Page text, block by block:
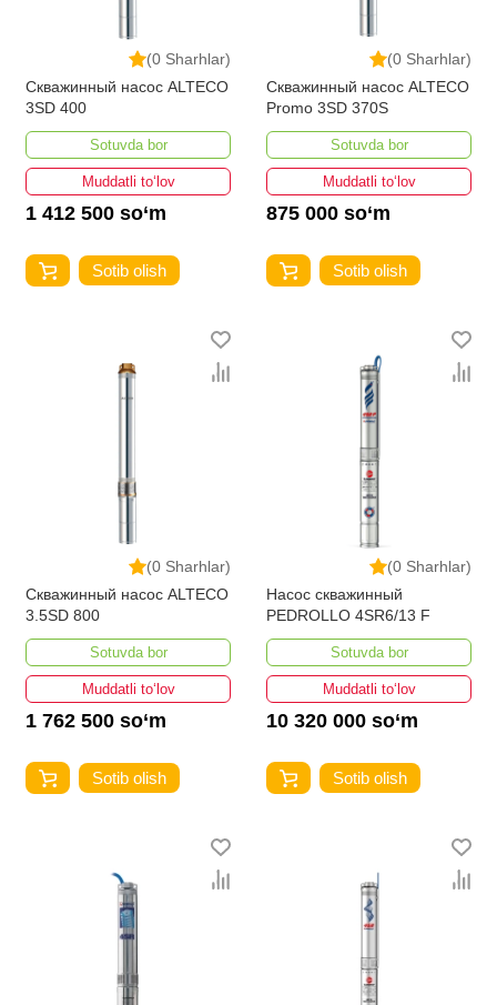
(0 Sharhlar)
Скважинный насос ALTECO
3SD 400
Sotuvda bor
Muddatli to‘lov
1 412 500 so‘m
Sotib olish
(0 Sharhlar)
Скважинный насос ALTECO
Promo 3SD 370S
Sotuvda bor
Muddatli to‘lov
875 000 so‘m
Sotib olish
(0 Sharhlar)
Скважинный насос ALTECO
3.5SD 800
Sotuvda bor
Muddatli to‘lov
1 762 500 so‘m
Sotib olish
(0 Sharhlar)
Насос скважинный
PEDROLLO 4SR6/13 F
Sotuvda bor
Muddatli to‘lov
10 320 000 so‘m
Sotib olish